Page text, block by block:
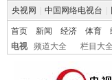
央视网 中国网络电视台
首页 新闻 经济 体育
电视
频道大全 栏目大全